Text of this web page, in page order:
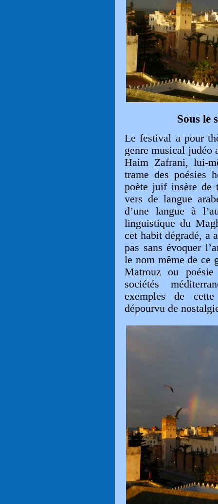
Sous le
Le festival a pour
genre musical judéo
Haim Zafrani, lui-
trame des poésies
poète juif insère de
vers de langue
d’une langue à
linguistique du
cet habit dégradé, a
pas sans évoquer
le nom même de ce
Matrouz ou
sociétés
exemples de
dépourvu de